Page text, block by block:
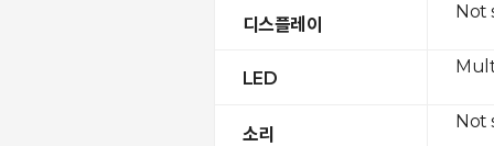
디스플레이
LED
소리
Not
Not